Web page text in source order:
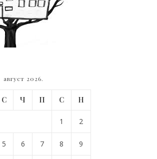
август 2026.
С Ч П С Н
1 2
5 6 7 8 9